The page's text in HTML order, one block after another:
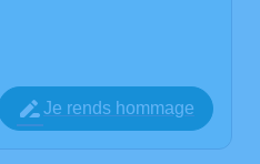
Je rends hommage